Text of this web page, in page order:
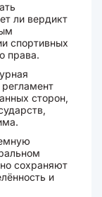
ли вердикт
спортивных
права.
сторон,
сохраняют
и